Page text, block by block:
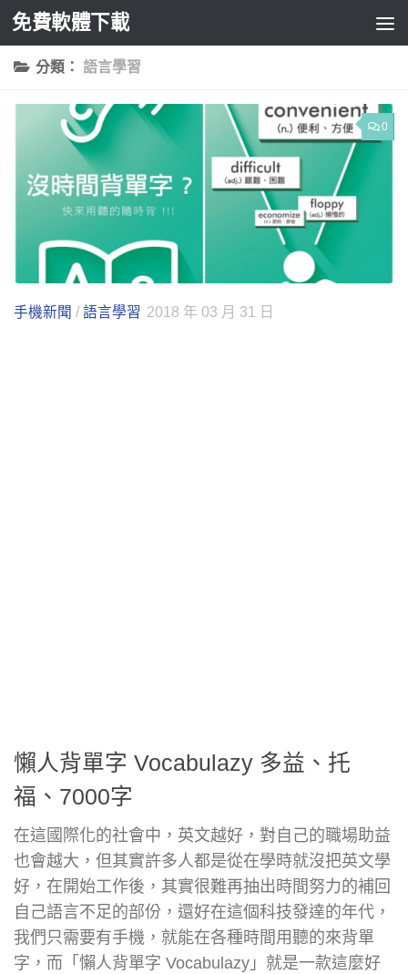
Skip to content
免費軟體下載
分類： 語言學習
0
手機新聞 / 語言學習 2018 年 03 月 31 日
懶人背單字 Vocabulazy 多益、托
福、7000字
在這國際化的社會中，英文越好，對自己的職場助益
也會越大，但其實許多人都是從在學時就沒把英文學
好，在開始工作後，其實很難再抽出時間努力的補回
自己語言不足的部份，還好在這個科技發達的年代，
我們只需要有手機，就能在各種時間用聽的來背單
字，而「懶人背單字 Vocabulazy」就是一款這麼好